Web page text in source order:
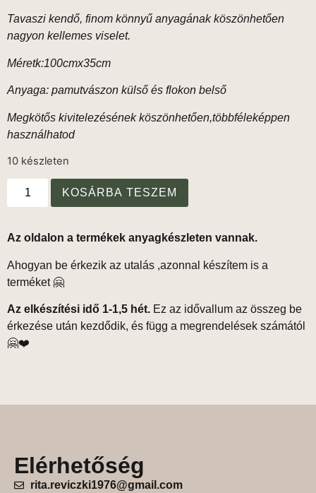
Tavaszi kendő, finom könnyű anyagának köszönhetően
nagyon kellemes viselet.
Méretk:100cmx35cm
Anyaga: pamutvászon külső és flokon belső
Megkötős kivitelezésének köszönhetően,többféleképpen
használhatod
10 készleten
KOSÁRBA TESZEM
Az oldalon a termékek anyagkészleten vannak.
Ahogyan be érkezik az utalás ,azonnal készítem is a
terméket 🤗
Az elkészítési idő 1-1,5 hét. Ez az idővallum az összeg be
érkezése után kezdődik, és függ a megrendelések számától
🤗❤️
Elérhetőség
rita.reviczki1976@gmail.com